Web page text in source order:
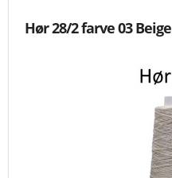
Hør 28/2 farve 03 Beige